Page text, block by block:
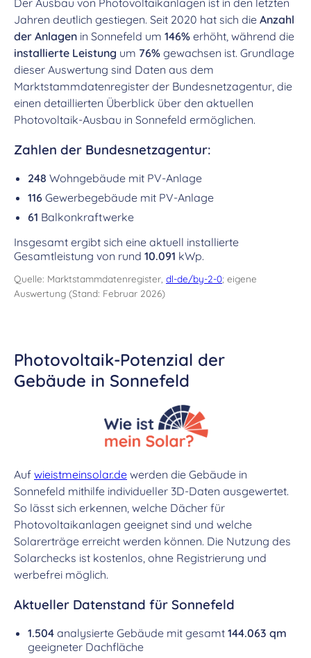
Der Ausbau von Photovoltaikanlagen ist in den letzten
Jahren deutlich gestiegen. Seit 2020 hat sich die Anzahl
der Anlagen in Sonnefeld um 146% erhöht, während die
installierte Leistung um 76% gewachsen ist. Grundlage
dieser Auswertung sind Daten aus dem
Marktstammdatenregister der Bundesnetzagentur, die
einen detaillierten Überblick über den aktuellen
Photovoltaik-Ausbau in Sonnefeld ermöglichen.
Zahlen der Bundesnetzagentur:
248 Wohngebäude mit PV-Anlage
116 Gewerbegebäude mit PV-Anlage
61 Balkonkraftwerke
Insgesamt ergibt sich eine aktuell installierte
Gesamtleistung von rund 10.091 kWp.
Quelle: Marktstammdatenregister, dl-de/by-2-0; eigene
Auswertung (Stand: Februar 2026)
Photovoltaik-Potenzial der
Gebäude in Sonnefeld
Auf wieistmeinsolar.de werden die Gebäude in
Sonnefeld mithilfe individueller 3D-Daten ausgewertet.
So lässt sich erkennen, welche Dächer für
Photovoltaikanlagen geeignet sind und welche
Solarerträge erreicht werden können. Die Nutzung des
Solarchecks ist kostenlos, ohne Registrierung und
werbefrei möglich.
Aktueller Datenstand für Sonnefeld
1.504 analysierte Gebäude mit gesamt 144.063 qm
geeigneter Dachfläche